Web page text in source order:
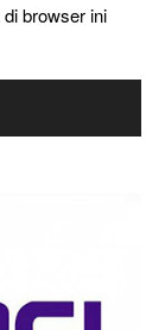
browser ini